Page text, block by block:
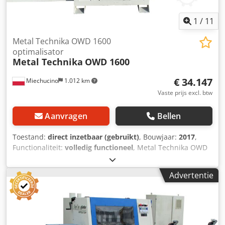
mm stompdiameter 80 en 120 mm OptiCom Direct
besturing Dcedpfogz Tbdox Afnek stroomvoorziening 400 V
1 / 11
Miechucino 1.012 km
Metal Technika OWD 1600
optimalisator
Metal Technika OWD 1600
€ 34.147
Vaste prijs excl. btw
Aanvragen Bellen
Toestand: direct inzetbaar (gebruikt), Bouwjaar: 2017,
Functionaliteit: volledig functioneel, Metal Technika OWD
1600 optimalisator - geproduceerd in Polen - bouwjaar
2017 TECHNISCHE PARAMETERS: - snijbreedte 250 mm -
maaihoogte 120 mm - capaciteit van 3 200 tot 8 150 m /8 h
Dodpferx Rxpox Afnsck - sorteertafel met 5 trommels -
Elektronische besturing met "MITSHUBISHI" touchscreen
kleurenscherm - Functies - volledige optimalisatie van 30
afmetingen in twee kwaliteitsklassen, - creëren van
Advertentie